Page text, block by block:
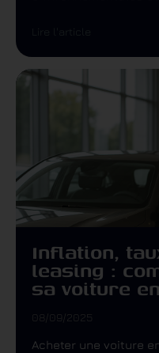
Lire l'article
Inflation,
leasing :
sa voiture
08/09/2025
Acheter une voiture